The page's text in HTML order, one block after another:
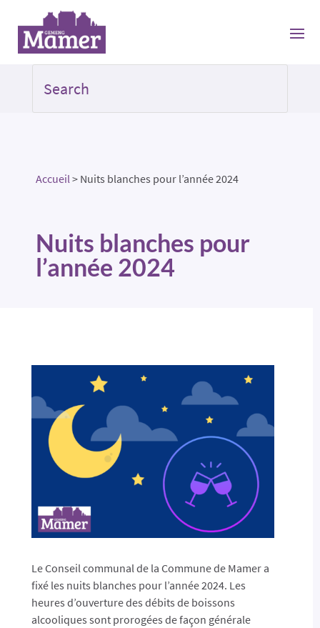
Accueil> Nuits blanches pour l’année 2024
Nuits blanches pour
l’année 2024
Le Conseil communal de la Commune de Mamer a
fixé les nuits blanches pour l’année 2024. Les
heures d’ouverture des débits de boissons
alcooliques sont prorogées de façon générale